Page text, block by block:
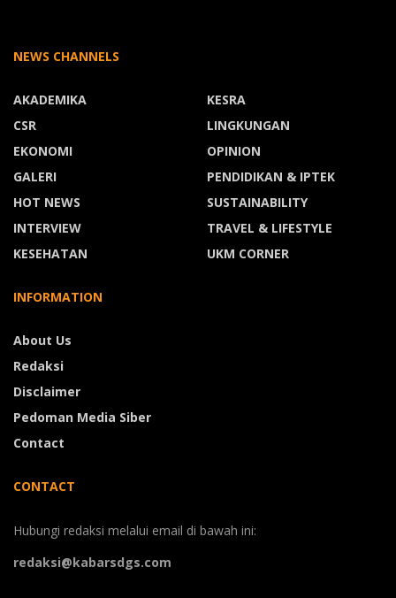
NEWS CHANNELS
AKADEMIKA
CSR
EKONOMI
GALERI
HOT NEWS
INTERVIEW
KESEHATAN
KESRA
LINGKUNGAN
OPINION
PENDIDIKAN & IPTEK
SUSTAINABILITY
TRAVEL & LIFESTYLE
UKM CORNER
INFORMATION
About Us
Redaksi
Disclaimer
Pedoman Media Siber
Contact
CONTACT
Hubungi redaksi melalui email di bawah ini:
redaksi@kabarsdgs.com